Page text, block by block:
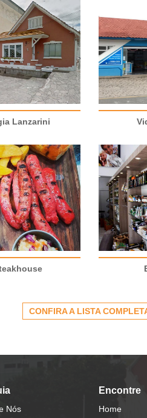
Lanzarini
CONFIRA A LISTA
Nós
Encontre
Home